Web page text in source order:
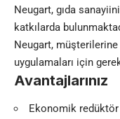
Neugart, gıda
katkılarda
Neugart,
uygulamaları için
Avantajlarınız
Ekonomik redüktör